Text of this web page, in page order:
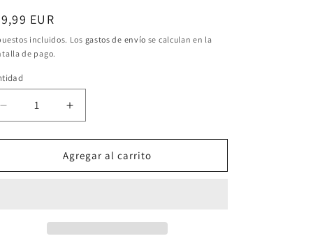
EUR
incluidos. Los gastos de envío se calculan en la
de pago.
Reducir
cantidad
para
Bebé
Aumentar
cantidad
para
Manta
Bebé
Agregar al carrito